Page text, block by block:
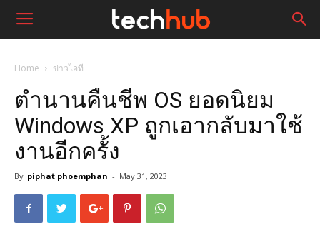
Home ข่าวไอที
ตำนานคืนชีพ OS ยอดนิยม
Windows XP ถูกเอากลับมาใช้
งานอีกครั้ง
By piphat phoemphan - May 31, 2023